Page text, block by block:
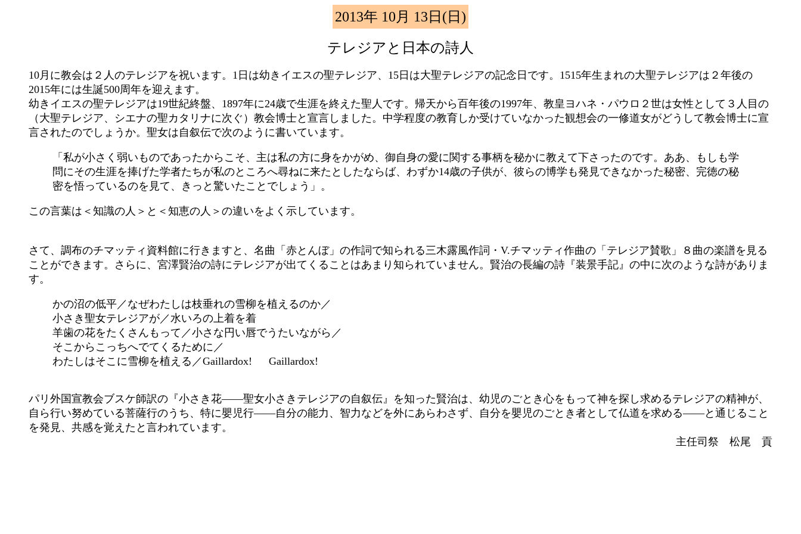
2013年 10月 13日(日)
テレジアと日本の詩人
10月に教会は２人のテレジアを祝います。1日は幼きイエスの聖テレジア、15日は大聖テレジアの記念日です。1515年生まれの大聖テレジアは２年後の
2015年には生誕500周年を迎えます。
幼きイエスの聖テレジアは19世紀終盤、1897年に24歳で生涯を終えた聖人です。帰天から百年後の1997年、教皇ヨハネ・パウロ２世は女性として３人目の
（大聖テレジア、シエナの聖カタリナに次ぐ）教会博士と宣言しました。中学程度の教育しか受けていなかった観想会の一修道女がどうして教会博士に宣
言されたのでしょうか。聖女は自叙伝で次のように書いています。
「私が小さく弱いものであったからこそ、主は私の方に身をかがめ、御自身の愛に関する事柄を秘かに教えて下さったのです。ああ、もしも学
問にその生涯を捧げた学者たちが私のところへ尋ねに来たとしたならば、わずか14歳の子供が、彼らの博学も発見できなかった秘密、完徳の秘
密を悟っているのを見て、きっと驚いたことでしょう」。
この言葉は＜知識の人＞と＜知恵の人＞の違いをよく示しています。
さて、調布のチマッティ資料館に行きますと、名曲「赤とんぼ」の作詞で知られる三木露風作詞・V.チマッティ作曲の「テレジア賛歌」８曲の楽譜を見る
ことができます。さらに、宮澤賢治の詩にテレジアが出てくることはあまり知られていません。賢治の長編の詩『装景手記』の中に次のような詩がありま
す。
かの沼の低平／なぜわたしは枝垂れの雪柳を植えるのか／
小さき聖女テレジアが／水いろの上着を着
羊歯の花をたくさんもって／小さな円い唇でうたいながら／
そこからこっちへでてくるために／
わたしはそこに雪柳を植える／Gaillardox! Gaillardox!
パリ外国宣教会ブスケ師訳の『小さき花――聖女小さきテレジアの自叙伝』を知った賢治は、幼児のごとき心をもって神を探し求めるテレジアの精神が、
自ら行い努めている菩薩行のうち、特に嬰児行――自分の能力、智力などを外にあらわさず、自分を嬰児のごとき者として仏道を求める――と通じること
を発見、共感を覚えたと言われています。
主任司祭 松尾 貢